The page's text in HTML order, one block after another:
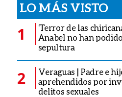
LO MÁS VISTO
1
‘Terror de las
Anabel no han
sepultura
2
Veraguas | Padre e
aprehendidos por
delitos sexuales